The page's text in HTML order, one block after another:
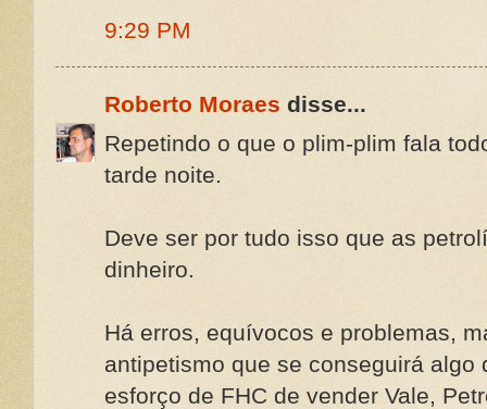
9:29 PM
Roberto Moraes disse...
Repetindo o que o plim-plim fala
tarde noite.
Deve ser por tudo isso que as
dinheiro.
Há erros, equívocos e problemas,
antipetismo que se conseguirá algo
esforço de FHC de vender Vale,